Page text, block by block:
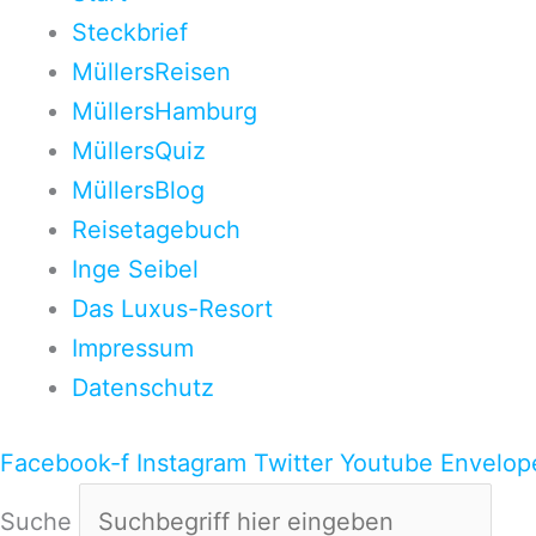
Steckbrief
MüllersReisen
MüllersHamburg
MüllersQuiz
MüllersBlog
Reisetagebuch
Inge Seibel
Das Luxus-Resort
Impressum
Datenschutz
Facebook-f Instagram Twitter Youtube
Suche